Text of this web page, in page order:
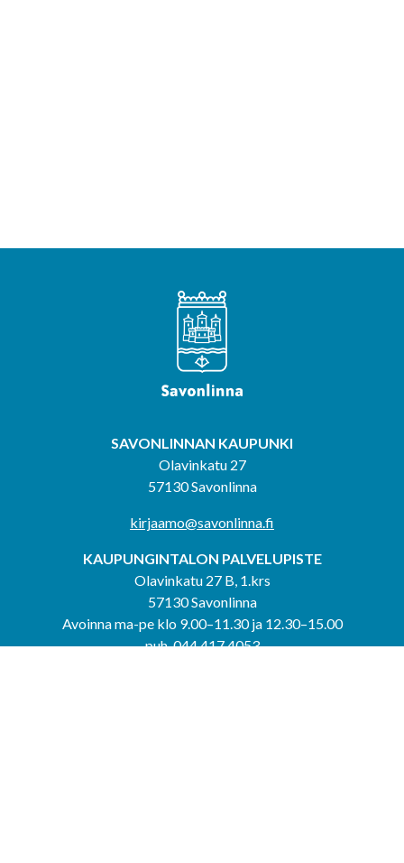
SAVONLINNAN KAUPUNKI
Olavinkatu 27
57130 Savonlinna
kirjaamo@savonlinna.fi
KAUPUNGINTALON PALVELUPISTE
Olavinkatu 27 B, 1.krs
57130 Savonlinna
Avoinna ma-pe klo 9.00–11.30 ja 12.30–15.00
puh. 044 417 4053